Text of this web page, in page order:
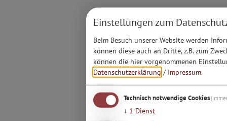
Einstellungen zum
Beim Besuch unserer Website werden
können diese auch an Dritte, z.B. zum
können die hier vorgenommenen
Datenschutzerklärung / Impressum.
Technisch notwendige Cookies
↓ 1 Dienst